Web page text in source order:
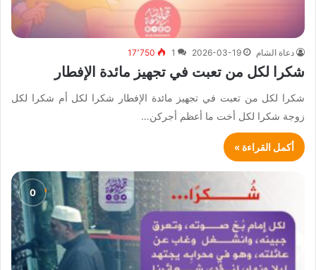
دعاة الشام 2026-03-19
1 17٬750
شكرا لكل من تعبت في تجهيز مائدة الإفطار
شكرا لكل من تعبت في تجهيز مائدة الإفطار شكرا لكل أم شكرا لكل
زوجة شكرا لكل أخت ما أعظم أجركن…
أكمل القراءة »